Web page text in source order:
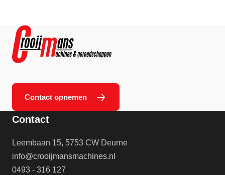
Contact opnemen
Contact
Leembaan 15, 5753 CW Deurne
info@crooijmansmachines.nl
0493 - 316 127